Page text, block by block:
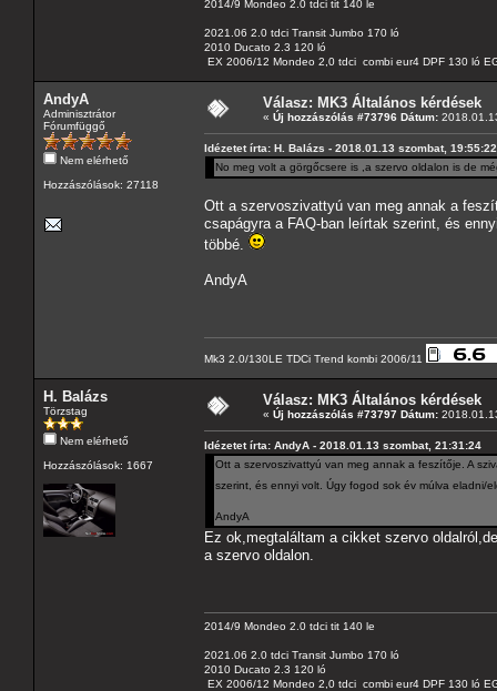
2014/9 Mondeo 2.0 tdci tit 140 le
2021.06 2.0 tdci Transit Jumbo 170 ló
2010 Ducato 2.3 120 ló
EX 2006/12 Mondeo 2,0 tdci combi eur4 DPF 130 ló
AndyA
Adminisztrátor
Fórumfüggő
Nem elérhető
Hozzászólások: 27118
Válasz: MK3 Általános kérdések
« Új hozzászólás #73796 Dátum:
Idézetet írta: H. Balázs - 2018.01.13 szombat, 19:55:22
No meg volt a görgőcsere is ,a szervo oldalon is de
Ott a szervoszivattyú van meg annak a
csapágyra a FAQ-ban leírtak szerint, és
többé.
AndyA
Mk3 2.0/130LE TDCi Trend kombi 2006/11
H. Balázs
Törzstag
Nem elérhető
Hozzászólások: 1667
Válasz: MK3 Általános kérdések
« Új hozzászólás #73797 Dátum:
Idézetet írta: AndyA - 2018.01.13 szombat, 21:31:24
Ott a szervoszivattyú van meg annak a feszítője. A
szerint, és ennyi volt. Úgy fogod sok év múlva
AndyA
Ez ok,megtaláltam a cikket szervo
a szervo oldalon.
2014/9 Mondeo 2.0 tdci tit 140 le
2021.06 2.0 tdci Transit Jumbo 170 ló
2010 Ducato 2.3 120 ló
EX 2006/12 Mondeo 2,0 tdci combi eur4 DPF 130 ló